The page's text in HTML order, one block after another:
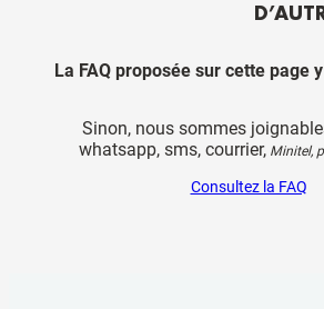
La FAQ proposée sur cette page
Sinon, nous sommes
whatsapp, sms, courrier, Minitel,
Consultez la FAQ